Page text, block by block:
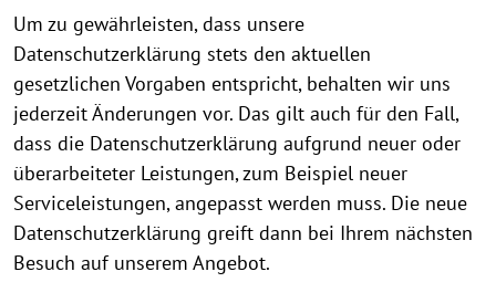
Um zu gewährleisten, dass unsere
Datenschutzerklärung stets den aktuellen
gesetzlichen Vorgaben entspricht, behalten wir uns
jederzeit Änderungen vor. Das gilt auch für den Fall,
dass die Datenschutzerklärung aufgrund neuer oder
überarbeiteter Leistungen, zum Beispiel neuer
Serviceleistungen, angepasst werden muss. Die neue
Datenschutzerklärung greift dann bei Ihrem nächsten
Besuch auf unserem Angebot.